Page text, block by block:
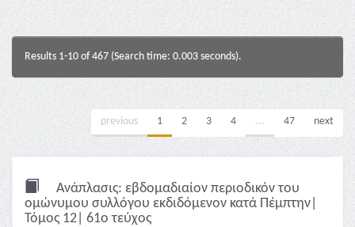
Results 1-10 of 467 (Search time: 0.003 seconds).
previous 1 2 3 4 ... 47 next
Ανάπλασις: εβδομαδιαίον περιοδικόν του
ομώνυμου συλλόγου εκδιδόμενον κατά Πέμπτην|
Τόμος 12| 61ο τεύχος